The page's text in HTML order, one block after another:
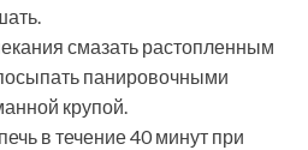
смазать растопленным
панировочными
крупой.
в течение 40 минут при